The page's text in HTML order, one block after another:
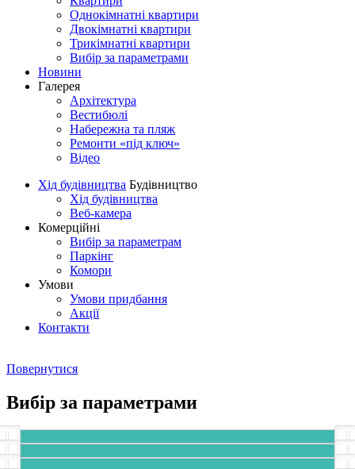
Однокімнатні квартири
Двокімнатні квартири
Трикімнатні квартири
Вибір за параметрами
Новини
Галерея
Архітектура
Вестибюлі
Набережна та пляж
Ремонти «під ключ»
Відео
Хід будівництва Будівництво
Хід будівництва
Веб-камера
Комерційні
Вибір за параметрам
Паркінг
Комори
Умови
Умови придбання
Акції
Контакти
Повернутися
Вибір за параметрами